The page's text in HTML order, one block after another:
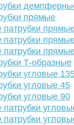
прямые
патрубки
патрубки
патрубки
Т-образные
угловые
угловые 45
угловые 90